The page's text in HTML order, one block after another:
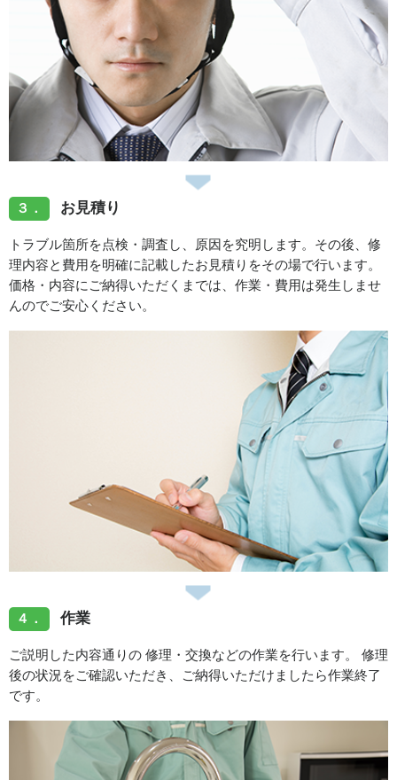
３． お見積り
トラブル箇所を点検・調査し、原因を究明します。その後、修
理内容と費用を明確に記載したお見積りをその場で行います。
価格・内容にご納得いただくまでは、作業・費用は発生しませ
んのでご安心ください。
４． 作業
ご説明した内容通りの 修理・交換などの作業を行います。 修理
後の状況をご確認いただき、ご納得いただけましたら作業終了
です。